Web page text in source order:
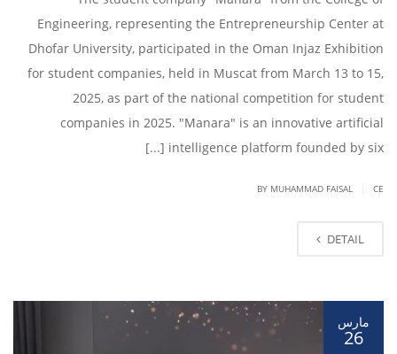
Engineering, representing the Entrepreneurship Center at
Dhofar University, participated in the Oman Injaz Exhibition
for student companies, held in Muscat from March 13 to 15,
2025, as part of the national competition for student
companies in 2025. "Manara" is an innovative artificial
intelligence platform founded by six [...]
BY MUHAMMAD FAISAL CE
DETAIL
مارس
26